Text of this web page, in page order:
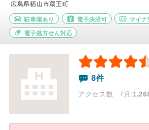
広島県福山市蔵王町
駐車場あり 電子決済可 マイナ
電子処方せん対応
8件
アクセス数 7月: